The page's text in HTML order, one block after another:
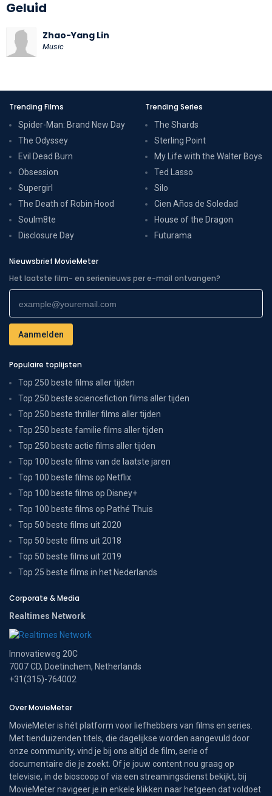
Geluid
Zhao-Yang Lin
Music
Trending Films
Spider-Man: Brand New Day
The Odyssey
Evil Dead Burn
Obsession
Supergirl
The Death of Robin Hood
Soulm8te
Disclosure Day
Trending Series
The Shards
Sterling Point
My Life with the Walter Boys
Ted Lasso
Silo
Cien Años de Soledad
House of the Dragon
Futurama
Nieuwsbrief MovieMeter
Het laatste film- en serienieuws per e-mail ontvangen?
Populaire toplijsten
Top 250 beste films aller tijden
Top 250 beste sciencefiction films aller tijden
Top 250 beste thriller films aller tijden
Top 250 beste familie films aller tijden
Top 250 beste actie films aller tijden
Top 100 beste films van de laatste jaren
Top 100 beste films op Netflix
Top 100 beste films op Disney+
Top 100 beste films op Pathé Thuis
Top 50 beste films uit 2020
Top 50 beste films uit 2018
Top 50 beste films uit 2019
Top 25 beste films in het Nederlands
Corporate & Media
Realtimes Network
Innovatieweg 20C
7007 CD, Doetinchem, Netherlands
+31(315)-764002
Over MovieMeter
MovieMeter is hét platform voor liefhebbers van films en series.
Met tienduizenden titels, die dagelijkse worden aangevuld door
onze community, vind je bij ons altijd de film, serie of
documentaire die je zoekt. Of je jouw content nou graag op
televisie, in de bioscoop of via een streamingsdienst bekijkt, bij
MovieMeter navigeer je in enkele klikken naar hetgeen dat voldoet